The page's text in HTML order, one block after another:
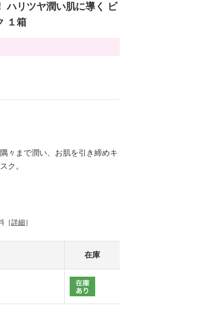
ハリツヤ潤い肌に導く ビ
１箱
々まで潤い、お肌を引き締めキ
ク。
［詳細 ］
在庫